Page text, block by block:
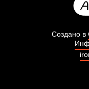
Создано в